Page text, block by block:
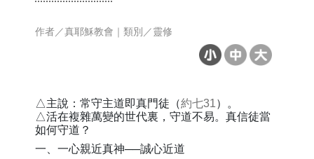
作者／真耶穌教會｜類別／靈修
△主說：常守主道即真門徒（約七31）。
△活在複雜萬變的世代裏，守道不易。真信徒當
如何守道？
一、一心親近真神──誠心近道